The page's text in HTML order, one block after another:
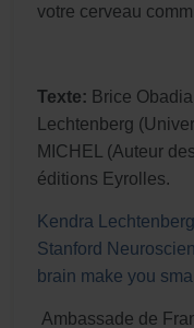
votre cerveau
Texte: Brice
Lechtenberg
MICHEL (Auteur
éditions Eyrolles.
Kendra
Stanford
brain make you
Ambassade de